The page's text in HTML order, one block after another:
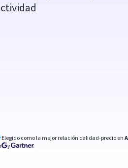
Elegido como la mejor relación calidad-precio en
y